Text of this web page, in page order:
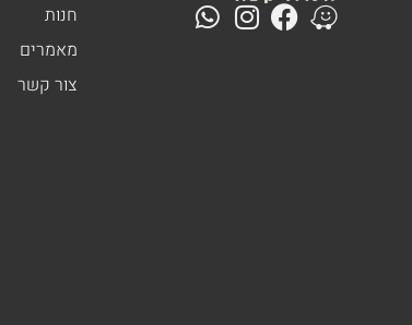
חנות
מאמרים
צור קשר